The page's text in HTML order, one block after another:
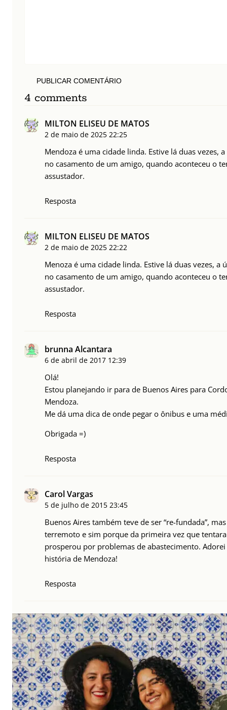
PUBLICAR COMENTÁRIO
4 comments
MILTON ELISEU DE MATOS
2 de maio de 2025 22:25
Mendoza é uma cidade linda. Estive lá duas vezes,
no casamento de um amigo, quando aconteceu o
assustador.
Resposta
MILTON ELISEU DE MATOS
2 de maio de 2025 22:22
Menoza é uma cidade linda. Estive lá duas vezes,
no casamento de um amigo, quando aconteceu o
assustador.
Resposta
brunna Alcantara
6 de abril de 2017 12:39
Olá!
Estou planejando ir para de Buenos Aires para
Mendoza.
Me dá uma dica de onde pegar o ônibus e uma
Obrigada =)
Resposta
Carol Vargas
5 de julho de 2015 23:45
Buenos Aires também teve de ser “re-fundada”,
terremoto e sim porque da primeira vez que
prosperou por problemas de abastecimento.
história de Mendoza!
Resposta